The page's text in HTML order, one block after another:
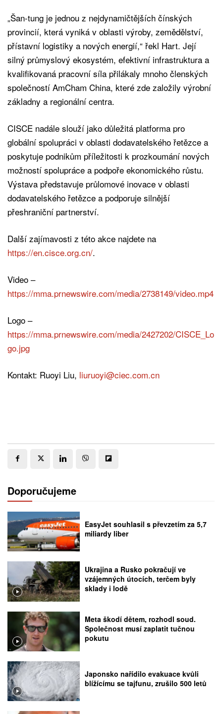
„Šan-tung je jednou z nejdynamičtějších čínských
provincií, která vyniká v oblasti výroby, zemědělství,
přístavní logistiky a nových energií,“ řekl Hart. Její
silný průmyslový ekosystém, efektivní infrastruktura a
kvalifikovaná pracovní síla přilákaly mnoho členských
společností AmCham China, které zde založily výrobní
základny a regionální centra.
CISCE nadále slouží jako důležitá platforma pro
globální spolupráci v oblasti dodavatelského řetězce a
poskytuje podnikům příležitosti k prozkoumání nových
možností spolupráce a podpoře ekonomického růstu.
Výstava představuje průlomové inovace v oblasti
dodavatelského řetězce a podporuje silnější
přeshraniční partnerství.
Další zajímavosti z této akce najdete na
https://en.cisce.org.cn/.
Video –
https://mma.prnewswire.com/media/2738149/video.mp4
Logo –
https://mma.prnewswire.com/media/2427202/CISCE_Lo
go.jpg
Kontakt: Ruoyi Liu, liuruoyi@ciec.com.cn
Doporučujeme
EasyJet souhlasil s převzetím za 5,7
miliardy liber
Ukrajina a Rusko pokračují ve
vzájemných útocích, terčem byly
sklady i lodě
Meta škodí dětem, rozhodl soud.
Společnost musí zaplatit tučnou
pokutu
Japonsko nařídilo evakuace kvůli
blížícímu se tajfunu, zrušilo 500 letů